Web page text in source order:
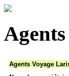
Agents Voyage